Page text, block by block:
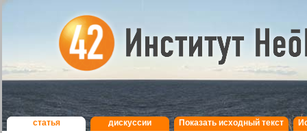
статья дискуcсии Показать исходный текст